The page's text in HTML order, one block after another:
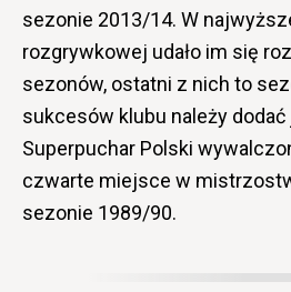
sezonie 2013/14. W
rozgrywkowej udało im się
sezonów, ostatni z nich to
sukcesów klubu należy
Superpuchar Polski
czwarte miejsce w
sezonie 1989/90.